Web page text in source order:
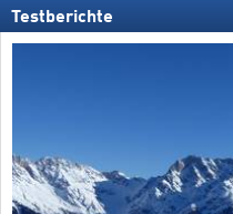
Testberichte